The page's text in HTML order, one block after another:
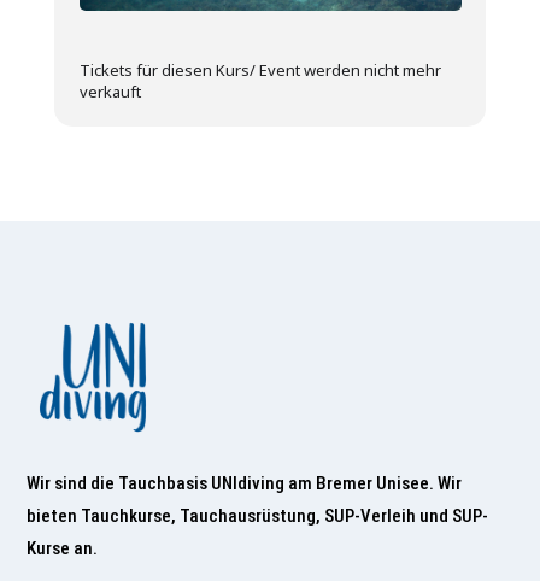
Tickets für diesen Kurs/ Event werden nicht mehr
verkauft
Wir sind die Tauchbasis UNIdiving am Bremer Unisee. Wir
bieten Tauchkurse, Tauchausrüstung, SUP-Verleih und SUP-
Kurse an.